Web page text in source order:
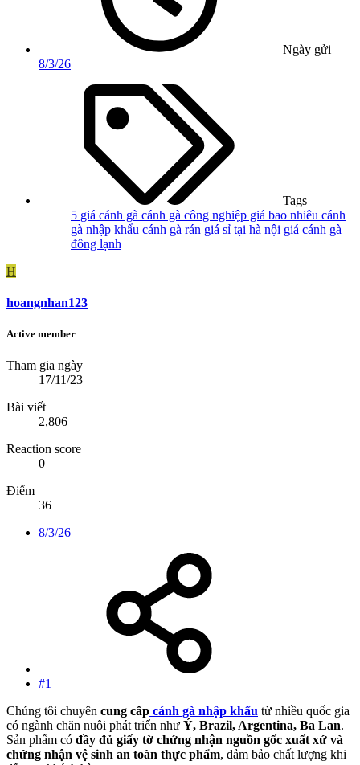
Ngày gửi
8/3/26
Tags
5 giá cánh gà cánh gà công nghiệp giá bao nhiêu cánh
gà nhập khẩu cánh gà rán giá sỉ tại hà nội giá cánh gà
đông lạnh
H
hoangnhan123
Active member
Tham gia ngày
17/11/23
Bài viết
2,806
Reaction score
0
Điểm
36
8/3/26
#1
Chúng tôi chuyên cung cấp cánh gà nhập khẩu từ nhiều quốc gia
có ngành chăn nuôi phát triển như Ý, Brazil, Argentina, Ba Lan.
Sản phẩm có đầy đủ giấy tờ chứng nhận nguồn gốc xuất xứ và
chứng nhận vệ sinh an toàn thực phẩm, đảm bảo chất lượng khi